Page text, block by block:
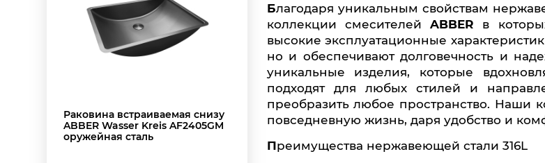
Раковина встраиваемая снизу
ABBER Wasser Kreis AF2405GM
оружейная сталь
Благодаря уникальным свойствам нержавеющей стали, мы смогли создать совершенно новые
коллекции смесителейABBER в
высокие эксплуатационные
но и обеспечивают долговечность и
уникальные изделия, которые
подходят для любых стилей и
преобразить любое пространство. Наши
повседневную жизнь, даря удобство и
Преимущества нержавеющей стали 316L